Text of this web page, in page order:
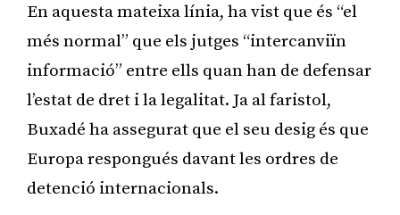
En aquesta mateixa línia, ha vist que és “el
més normal” que els jutges “intercanviïn
informació” entre ells quan han de defensar
l’estat de dret i la legalitat. Ja al faristol,
Buxadé ha assegurat que el seu desig és que
Europa respongués davant les ordres de
detenció internacionals.